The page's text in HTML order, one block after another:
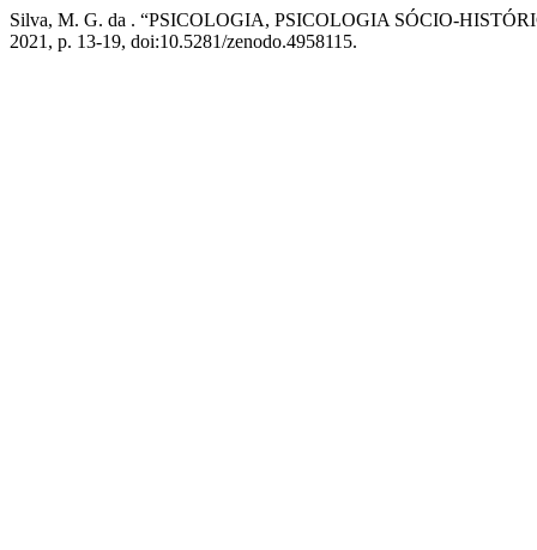
Silva, M. G. da . “PSICOLOGIA, PSICOLOGIA SÓCIO-
2021, p. 13-19, doi:10.5281/zenodo.4958115.